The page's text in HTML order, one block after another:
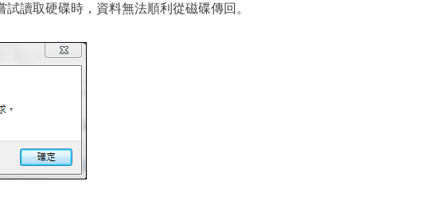
試讀取硬碟時，資料無法順利從磁碟傳回。